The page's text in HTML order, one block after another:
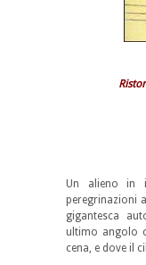
Un alieno in
peregrinazioni
gigantesca
ultimo angolo
cena, e dove il